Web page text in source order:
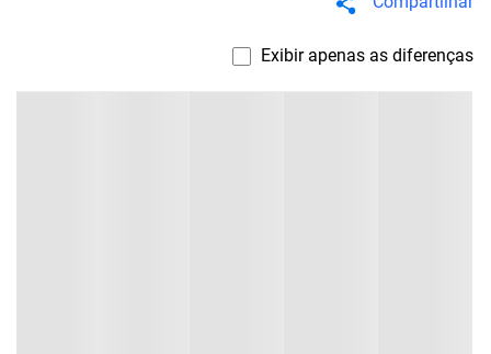
Exibir apenas as diferenças